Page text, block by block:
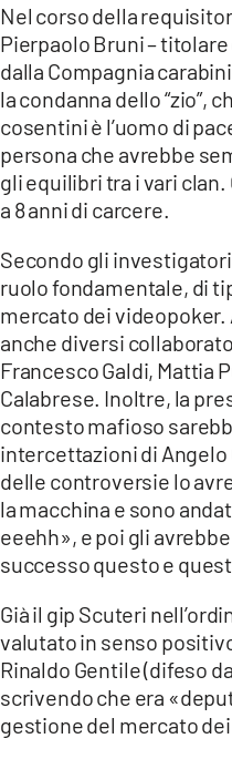
Nel corso della
Pierpaolo Bruni –
dalla Compagnia
la condanna dello “zio”,
cosentini è l’uomo di
persona che avrebbe
gli equilibri tra i vari clan.
a 8 anni di carcere.
Secondo gli
ruolo fondamentale, di
mercato dei
anche diversi
Francesco Galdi, Mattia
Calabrese. Inoltre, la
contesto mafioso
intercettazioni di
delle controversie lo
la macchina e sono
eeehh», e poi gli
successo questo e
Già il gip Scuteri
valutato in senso
Rinaldo Gentile (difeso
scrivendo che era
gestione del mercato